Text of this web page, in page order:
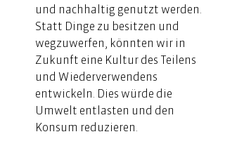
und nachhaltig genutzt werden.
Statt Dinge zu besitzen und
wegzuwerfen, könnten wir in
Zukunft eine Kultur des Teilens
und Wiederverwendens
entwickeln. Dies würde die
Umwelt entlasten und den
Konsum reduzieren.